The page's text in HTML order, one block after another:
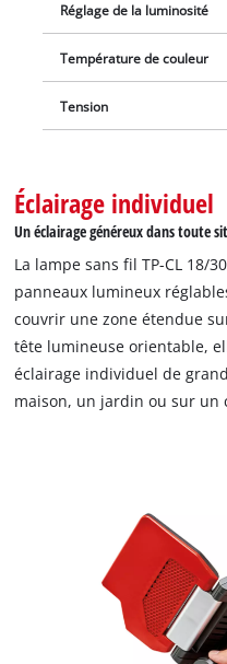
Réglage de la luminosité
Température de couleur
Tension
Éclairage individuel
Un éclairage généreux dans toute
La lampe sans fil TP-CL 18/
panneaux lumineux
couvrir une zone étendue
tête lumineuse orientable,
éclairage individuel de
maison, un jardin ou sur un